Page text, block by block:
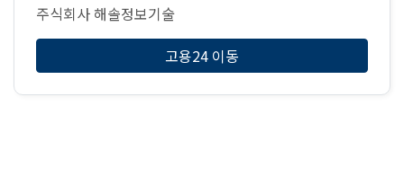
주식회사 해솔정보기술
고용24 이동